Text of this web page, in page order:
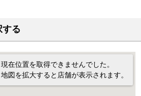
する
現在位置を取得できませんでした。
地図を拡大すると店舗が表示されます。